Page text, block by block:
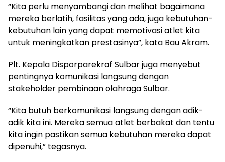
“Kita perlu menyambangi dan melihat bagaimana
mereka berlatih, fasilitas yang ada, juga kebutuhan-
kebutuhan lain yang dapat memotivasi atlet kita
untuk meningkatkan prestasinya”, kata Bau Akram.
Plt. Kepala Disporparekraf Sulbar juga menyebut
pentingnya komunikasi langsung dengan
stakeholder pembinaan olahraga Sulbar.
“Kita butuh berkomunikasi langsung dengan adik-
adik kita ini. Mereka semua atlet berbakat dan tentu
kita ingin pastikan semua kebutuhan mereka dapat
dipenuhi,” tegasnya.